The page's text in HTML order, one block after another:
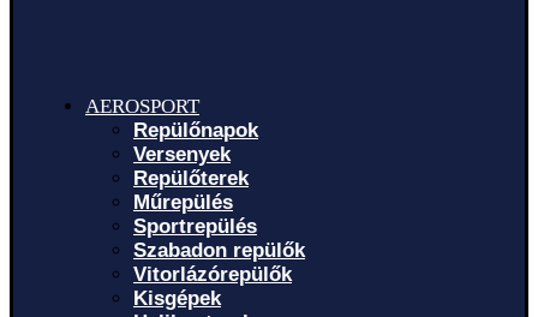
AEROSPORT
Repülőnapok
Versenyek
Repülőterek
Műrepülés
Sportrepülés
Szabadon repülők
Vitorlázórepülők
Kisgépek